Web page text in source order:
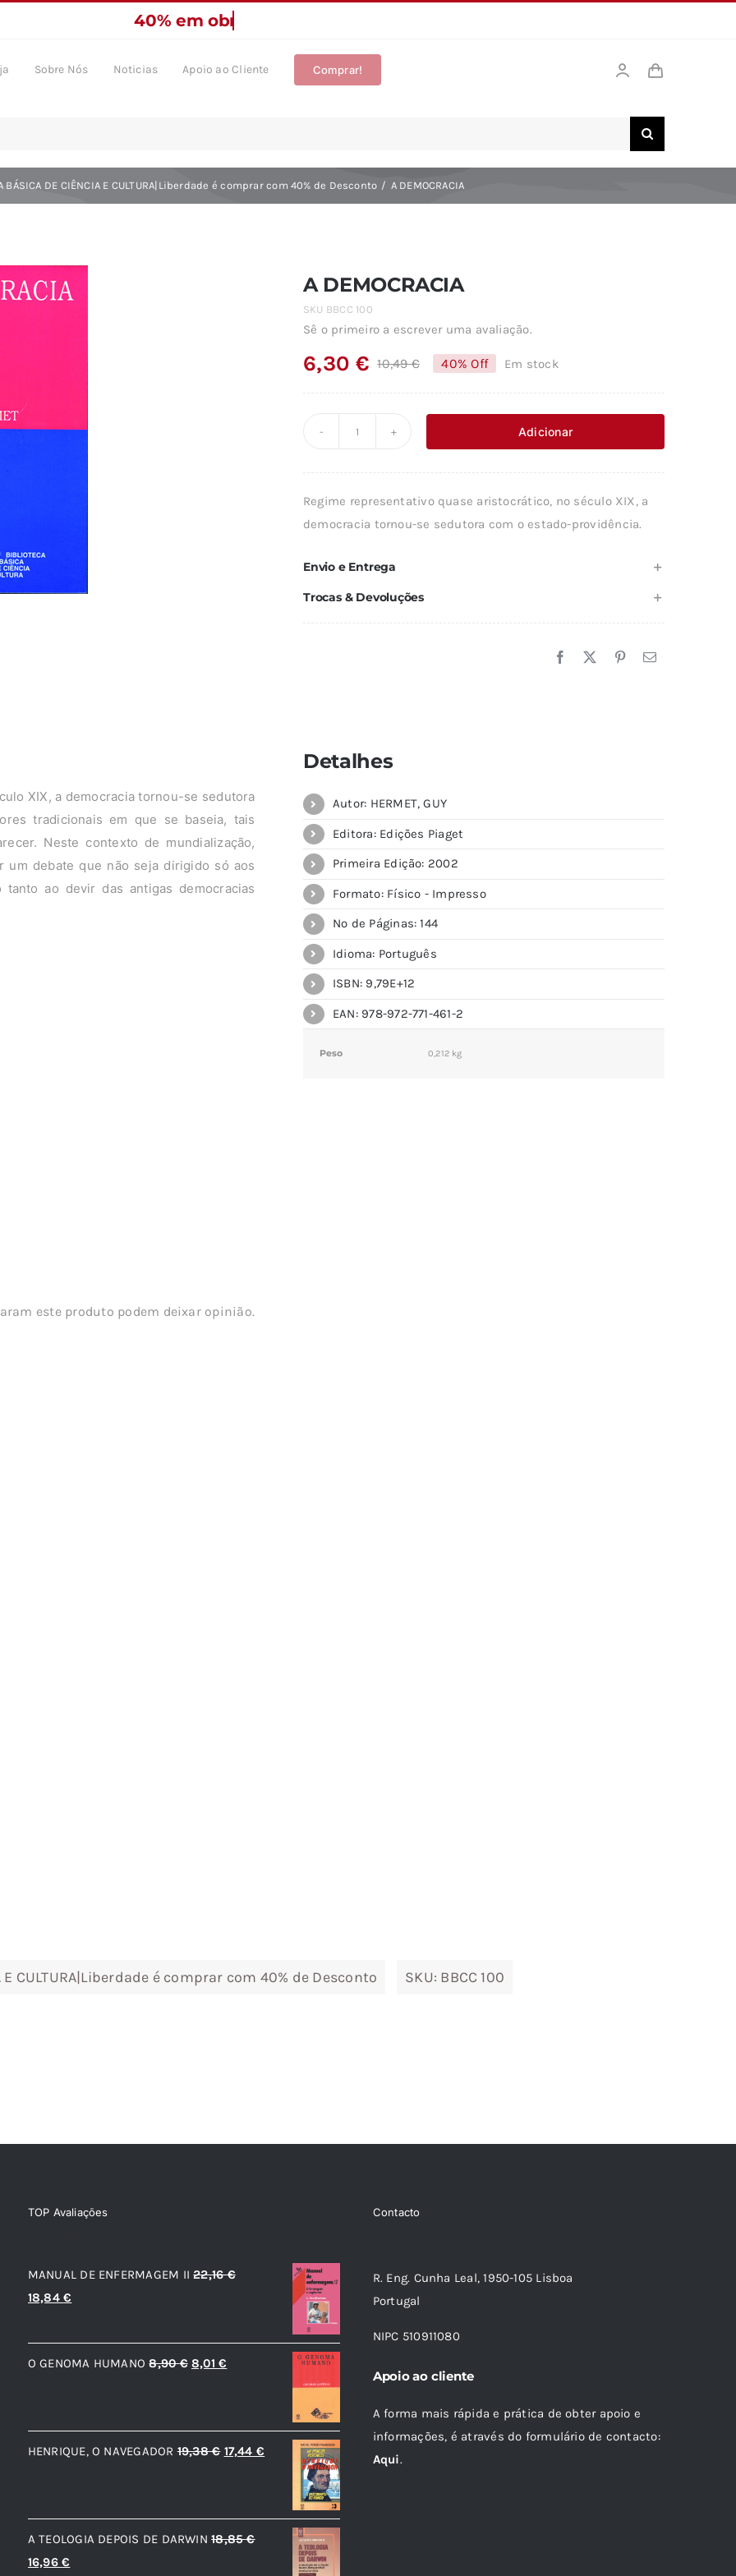
Sobre Nós Noticias Apoio ao Cliente Comprar!
BÁSICA DE CIÊNCIA E CULTURA|Liberdade é comprar com 40% de Desconto A DEMOCRACIA
A DEMOCRACIA
SKU BBCC 100
Sê o primeiro a escrever uma avaliação.
10,49€O
era:
6,30 €
O
é:
40% Off Em stock
DEMOCRACIA
Adicionar
Regime representativo quase aristocrático, no século XIX, a
democracia tornou-se sedutora com o estado-providência.
Envio e Entrega
Trocas & Devoluções
XIX, a democracia tornou-se sedutora
tradicionais em que se baseia, tais
Neste contexto de mundialização,
um debate que não seja dirigido só aos
ao devir das antigas democracias
Detalhes
Autor: HERMET, GUY
Editora: Edições Piaget
Primeira Edição: 2002
Formato: Físico - Impresso
Nº de Páginas: 144
Idioma: Português
ISBN: 9,79E+12
EAN: 978-972-771-461-2
Peso 0,212 kg
este produto podem deixar opinião.
E CULTURA|Liberdade é comprar com 40% de Desconto SKU: BBCC 100
TOP Avaliações
MANUAL DE ENFERMAGEM II 22,16€
O
original
era:
18,84€
atual
é:
O GENOMA HUMANO 8,90€ O
era:
8,90 €.
8,01€
é:
8,01 €.
HENRIQUE, O NAVEGADOR 19,38€ O
era:
19,38 €.
17,44 €
é:
17,44 €.
A TEOLOGIA DEPOIS DE DARWIN 18,85€
O
16,96€
Contacto
R. Eng. Cunha Leal, 1950-105 Lisboa
Portugal
NIPC 510911080
Apoio ao cliente
A forma mais rápida e prática de obter apoio e
informações, é através do formulário de contacto:
Aqui.